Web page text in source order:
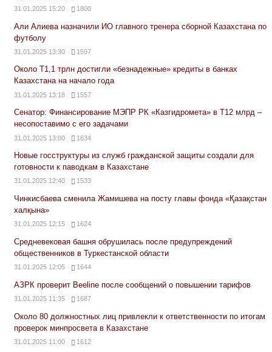
31.01.2025 15:20 1800
Али Алиева назначили ИО главного тренера сборной Казахстана по
футболу
31.01.2025 13:30 1597
Около Т1,1 трлн достигли «безнадежные» кредиты в банках
Казахстана на начало года
31.01.2025 13:18 1557
Сенатор: Финансирование МЭПР РК «Казгидромета» в Т12 млрд –
несопоставимо с его задачами
31.01.2025 13:00 1634
Новые госструктуры из служб гражданской защиты создали для
готовности к паводкам в Казахстане
31.01.2025 12:40 1533
Чинкисбаева сменила Жамишева на посту главы фонда «Қазақстан
халқына»
31.01.2025 12:15 1624
Средневековая башня обрушилась после предупреждений
общественников в Туркестанской области
31.01.2025 12:05 1644
АЗРК проверит Beeline после сообщений о повышении тарифов
31.01.2025 11:35 1687
Около 80 должностных лиц привлекли к ответственности по итогам
проверок минпросвета в Казахстане
31.01.2025 11:00 1612